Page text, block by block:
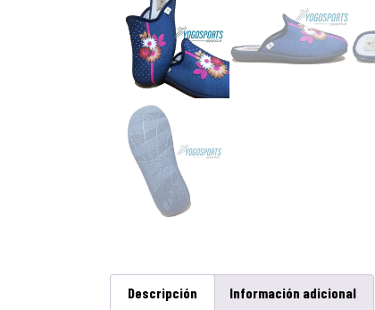
Descripción Información adicional